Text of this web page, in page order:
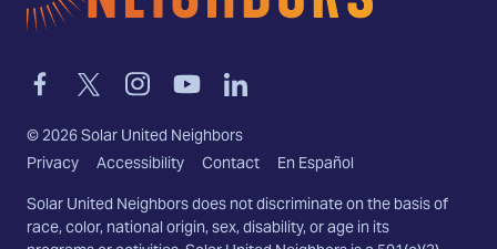
Home
Link
to
facebook
Link
to
twitter-
x
Link
to
instagram
Link
to
youtube
Link
to
linkedin
©2026Solar United Neighbors
Privacy Accessibility Contact En Español
Solar United Neighbors does not discriminate on the basis of
race, color, national origin, sex, disability, or age in its